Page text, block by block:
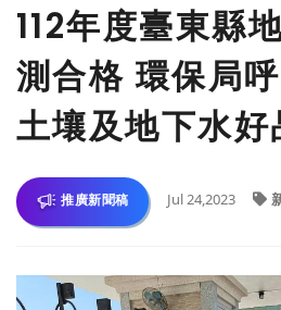
112年度臺東縣
測合格 環保局
土壤及地下水好
推廣新聞稿 Jul 24,2023